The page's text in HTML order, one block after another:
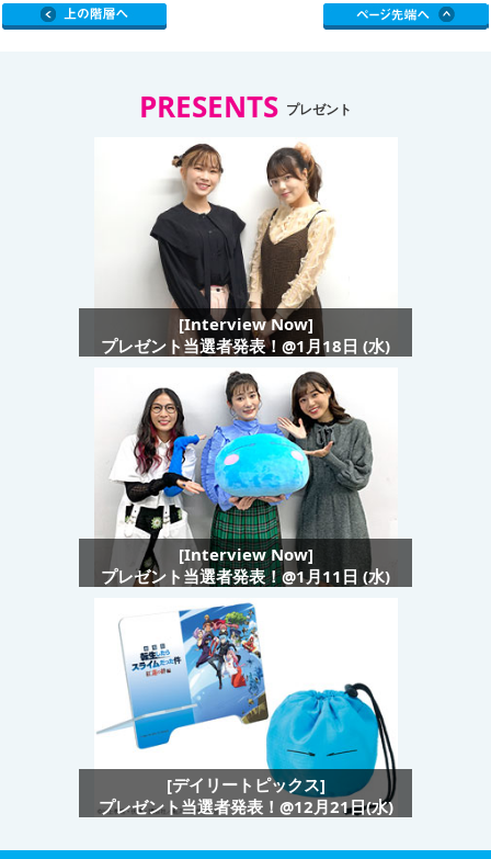
PRESENTS プレゼント
[Interview Now]
プレゼント当選者発表！@1月18日 (水)
[Interview Now]
プレゼント当選者発表！@1月11日 (水)
[デイリートピックス]
プレゼント当選者発表！@12月21日(水)